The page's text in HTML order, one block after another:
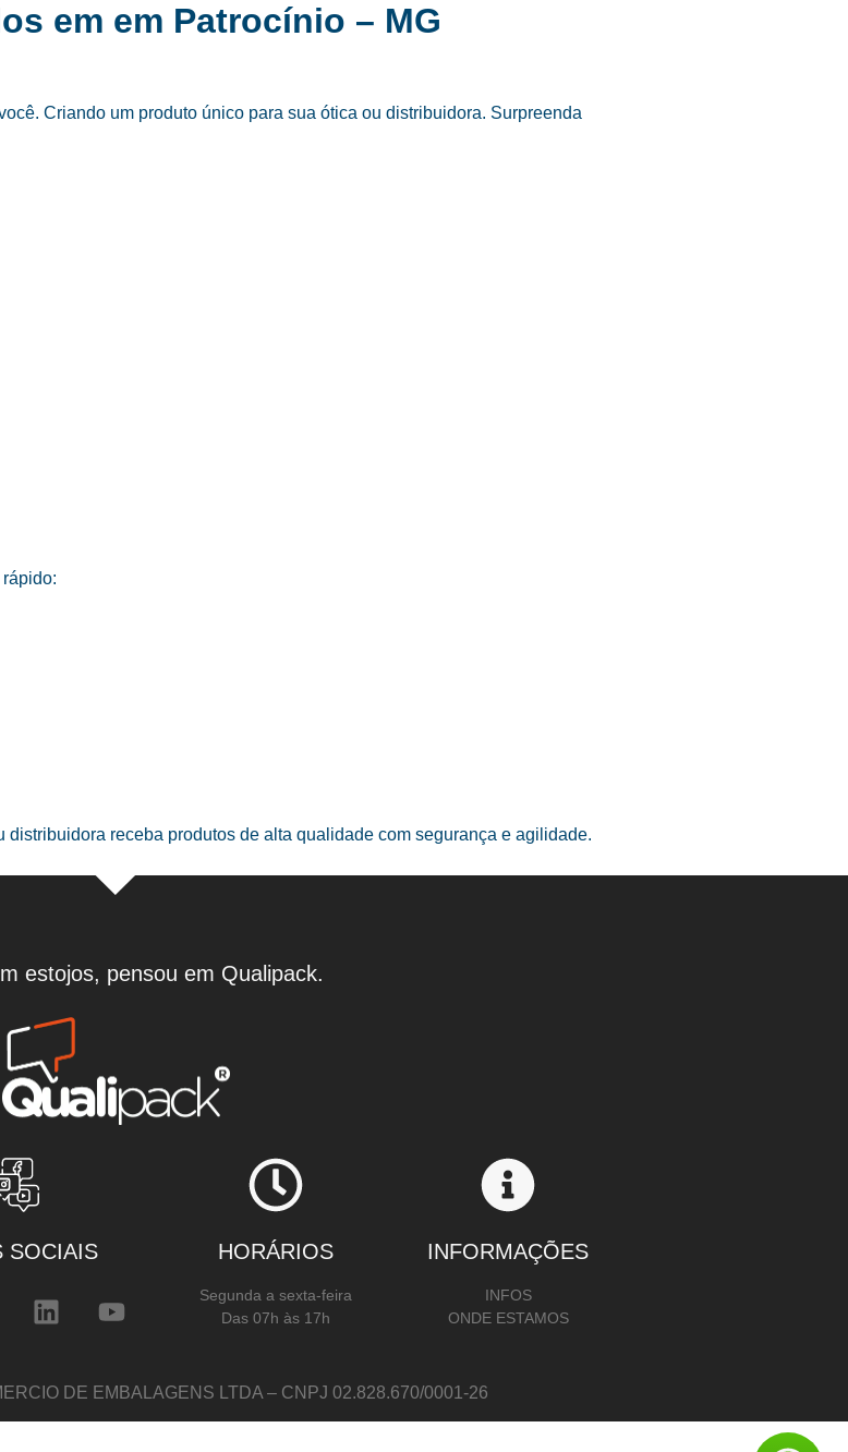
em em Patrocínio – MG
Criando um produto único para sua ótica ou distribuidora. Surpreenda
distribuidora receba produtos de alta qualidade com segurança e agilidade.
estojos, pensou em Qualipack.
SOCIAIS HORÁRIOS
Segunda a sexta-feira
Das 07h às 17h
INFORMAÇÕES
INFOS
ONDE ESTAMOS
DE EMBALAGENS LTDA – CNPJ 02.828.670/0001-26